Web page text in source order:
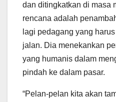
dan ditingkatkan di masa
rencana adalah
lagi pedagang yang
jalan. Dia menekankan
yang humanis dalam
pindah ke dalam pasar.
“Pelan-pelan kita akan